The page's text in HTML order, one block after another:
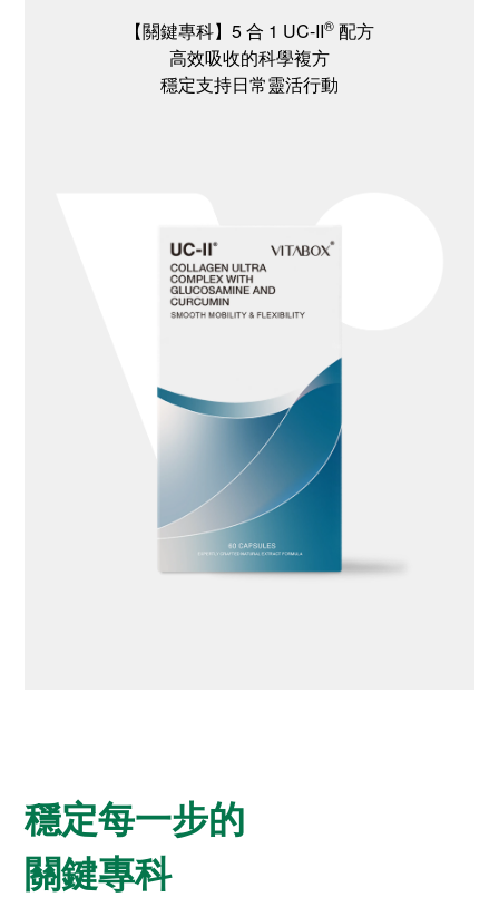
【關鍵專科】5 合 1 UC-II® 配方
高效吸收的科學複方
穩定支持日常靈活行動
穩定每一步的
關鍵專科